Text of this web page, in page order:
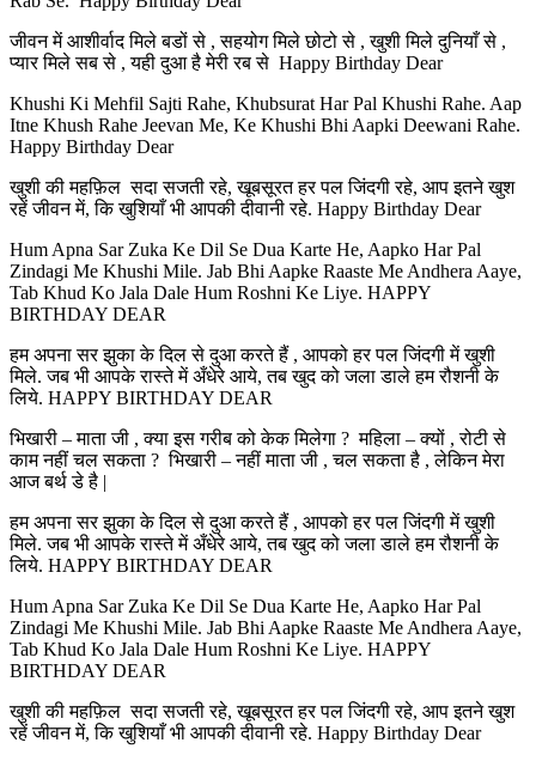
जीवन में आशीर्वाद मिले बडों से , सहयोग मिले छोटो से , खुशी मिले दुनियाँ से ,
प्यार मिले सब से , यही दुआ है मेरी रब से Happy Birthday Dear
Khushi Ki Mehfil Sajti Rahe, Khubsurat Har Pal Khushi Rahe. Aap
Itne Khush Rahe Jeevan Me, Ke Khushi Bhi Aapki Deewani Rahe.
Happy Birthday Dear
खुशी की महफ़िल सदा सजती रहे, खूबसूरत हर पल जिंदगी रहे, आप इतने खुश
रहें जीवन में, कि खुशियाँ भी आपकी दीवानी रहे. Happy Birthday Dear
Hum Apna Sar Zuka Ke Dil Se Dua Karte He, Aapko Har Pal
Zindagi Me Khushi Mile. Jab Bhi Aapke Raaste Me Andhera Aaye,
Tab Khud Ko Jala Dale Hum Roshni Ke Liye. HAPPY
BIRTHDAY DEAR
हम अपना सर झुका के दिल से दुआ करते हैं , आपको हर पल जिंदगी में खुशी
मिले. जब भी आपके रास्ते में अँधेरे आये, तब खुद को जला डाले हम रौशनी के
लिये. HAPPY BIRTHDAY DEAR
भिखारी – माता जी , क्या इस गरीब को केक मिलेगा ? महिला – क्यों , रोटी से
काम नहीं चल सकता ? भिखारी – नहीं माता जी , चल सकता है , लेकिन मेरा
आज बर्थ डे है |
हम अपना सर झुका के दिल से दुआ करते हैं , आपको हर पल जिंदगी में खुशी
मिले. जब भी आपके रास्ते में अँधेरे आये, तब खुद को जला डाले हम रौशनी के
लिये. HAPPY BIRTHDAY DEAR
Hum Apna Sar Zuka Ke Dil Se Dua Karte He, Aapko Har Pal
Zindagi Me Khushi Mile. Jab Bhi Aapke Raaste Me Andhera Aaye,
Tab Khud Ko Jala Dale Hum Roshni Ke Liye. HAPPY
BIRTHDAY DEAR
खुशी की महफ़िल सदा सजती रहे, खूबसूरत हर पल जिंदगी रहे, आप इतने खुश
रहें जीवन में, कि खुशियाँ भी आपकी दीवानी रहे. Happy Birthday Dear